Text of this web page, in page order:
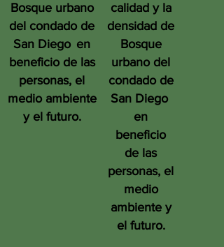
Bosque urbano
del condado de
San Diego en
beneficio de las
personas, el
medio ambiente
y el futuro.
calidad y la
densidad de
Bosque
urbano del
condado de
San Diego
en
beneficio
de las
personas, el
medio
ambiente y
el futuro.